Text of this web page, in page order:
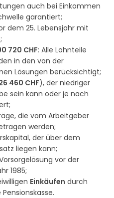
auch bei Einkommen
garantiert;
dem 25. Lebensjahr mit
720 CHF: Alle Lohnteile
in den von der
Lösungen berücksichtigt;
460 CHF), der niedriger
sein kann oder je nach
die vom Arbeitgeber
werden;
der über dem
liegen kann;
vor der
1985;
Einkäufen durch